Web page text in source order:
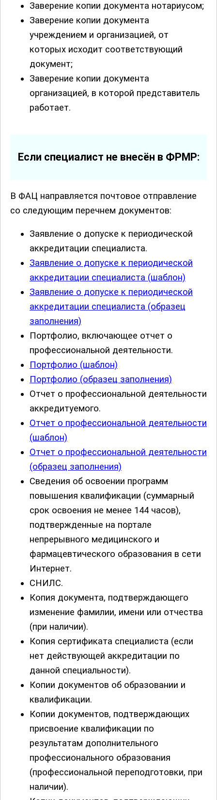
Заверение копии документа нотариусом;
Заверение копии документа
учреждением и организацией, от
которых исходит соответствующий
документ;
Заверение копии документа
организацией, в которой представитель
работает.
Если специалист не внесён в ФРМР:
В ФАЦ направляется почтовое отправление
со следующим перечнем документов:
Заявление о допуске к периодической
аккредитации специалиста.
Заявление о допуске к периодической
аккредитации специалиста (шаблон)
Заявление о допуске к периодической
аккредитации специалиста (образец
заполнения)
Портфолио, включающее отчет о
профессиональной деятельности.
Портфолио (шаблон)
Портфолио (образец заполнения)
Отчет о профессиональной деятельности
аккредитуемого.
Отчет о профессиональной деятельности
(шаблон)
Отчет о профессиональной деятельности
(образец заполнения)
Сведения об освоении программ
повышения квалификации (суммарный
срок освоения не менее 144 часов),
подтвержденные на портале
непрерывного медицинского и
фармацевтического образования в сети
Интернет.
СНИЛС.
Копия документа, подтверждающего
изменение фамилии, имени или отчества
(при наличии).
Копия сертификата специалиста (если
нет действующей аккредитации по
данной специальности).
Копии документов об образовании и
квалификации.
Копии документов, подтверждающих
присвоение квалификации по
результатам дополнительного
профессионального образования
(профессиональной переподготовки, при
наличии).